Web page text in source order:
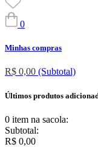
0
Minhas compras
R$ 0,00 (Subtotal)
Últimos produtos
0 item na sacola:
Subtotal:
R$ 0,00